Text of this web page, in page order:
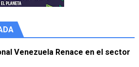
Venezuela Renace en el sector